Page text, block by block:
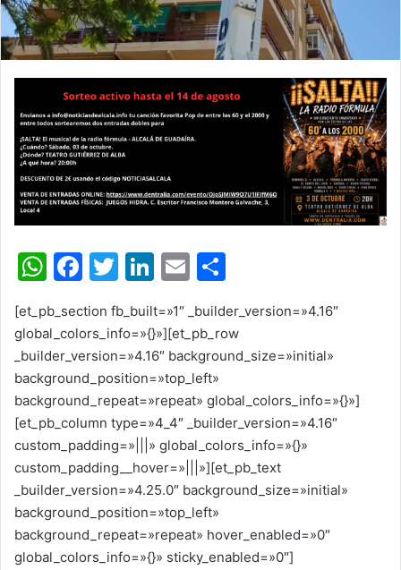
W
at
s
A
p
p
F
c
e
b
o
o
k
T
itt
er
Li
k
e
dI
n
E
ai
l
m
p
tir
[et_pb_section fb_built=»1″ _builder_version=»4.16″
global_colors_info=»{}»][et_pb_row
_builder_version=»4.16″ background_size=»initial»
background_position=»top_left»
background_repeat=»repeat» global_colors_info=»{}»]
[et_pb_column type=»4_4″ _builder_version=»4.16″
custom_padding=»|||» global_colors_info=»{}»
custom_padding__hover=»|||»][et_pb_text
_builder_version=»4.25.0″ background_size=»initial»
background_position=»top_left»
background_repeat=»repeat» hover_enabled=»0″
global_colors_info=»{}» sticky_enabled=»0″]